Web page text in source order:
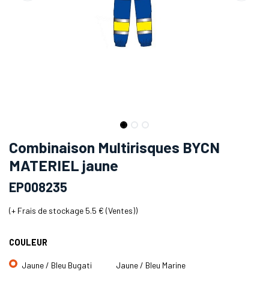
Combinaison Multirisques BYCN
MATERIEL jaune
EP008235
(+ Frais de stockage 5.5 € (Ventes))
COULEUR
Jaune / Bleu Bugati Jaune / Bleu Marine